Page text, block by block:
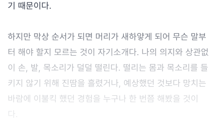
기 때문이다.
하지만 막상 순서가 되면 머리가 새하얗게 되어 무슨 말부
터 해야 할지 모르는 것이 자기소개다. 나의 의지와 상관없
이 손, 발, 목소리가 덜덜 떨린다. 떨리는 몸과 목소리를 들
키지 않기 위해 진땀을 흘렸거나, 예상했던 것보다 망치는
바람에 이불킥 했던 경험을 누구나 한 번쯤 해봤을 것이
다.